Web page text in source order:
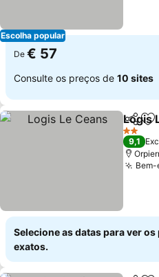
Escolha popular
De € 57
Consulte os preços de 10 sites
Logis
2 Estrelas
9,1
Bem-
Selecione as datas para ver
exatos.